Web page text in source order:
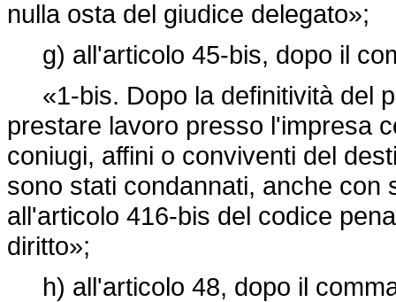
nulla osta del giudice delegato»;
g) all'articolo 45-bis, dopo il
«1-bis. Dopo la definitività del
prestare lavoro presso l'impresa
coniugi, affini o conviventi del
sono stati condannati, anche con
all'articolo 416-bis del codice
diritto»;
h) all'articolo 48, dopo il